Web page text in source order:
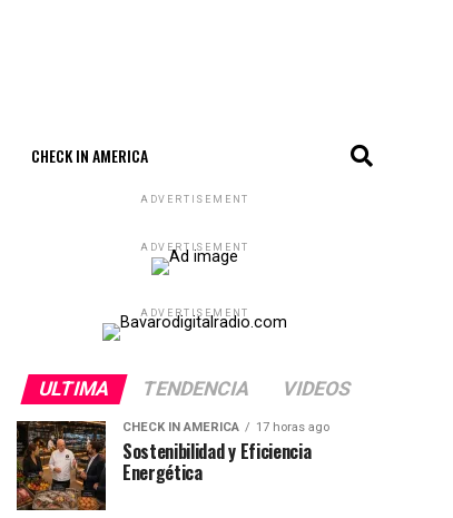
CHECK IN AMERICA
ADVERTISEMENT
ADVERTISEMENT
ADVERTISEMENT
ULTIMA TENDENCIA VIDEOS
CHECK IN AMERICA 17 horas ago
Sostenibilidad y Eficiencia
Energética